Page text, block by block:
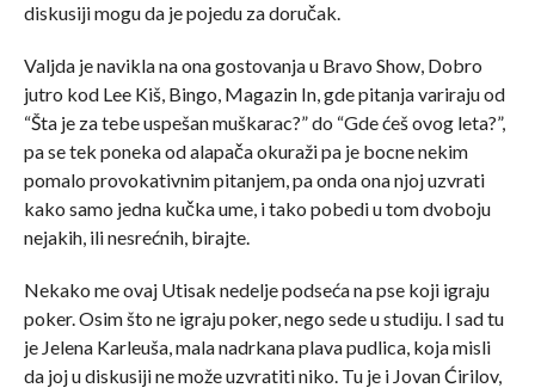
diskusiji mogu da je pojedu za doručak.
Valjda je navikla na ona gostovanja u Bravo Show, Dobro
jutro kod Lee Kiš, Bingo, Magazin In, gde pitanja variraju od
“Šta je za tebe uspešan muškarac?” do “Gde ćeš ovog leta?”,
pa se tek poneka od alapača okuraži pa je bocne nekim
pomalo provokativnim pitanjem, pa onda ona njoj uzvrati
kako samo jedna kučka ume, i tako pobedi u tom dvoboju
nejakih, ili nesrećnih, birajte.
Nekako me ovaj Utisak nedelje podseća na pse koji igraju
poker. Osim što ne igraju poker, nego sede u studiju. I sad tu
je Jelena Karleuša, mala nadrkana plava pudlica, koja misli
da joj u diskusiji ne može uzvratiti niko. Tu je i Jovan Ćirilov,